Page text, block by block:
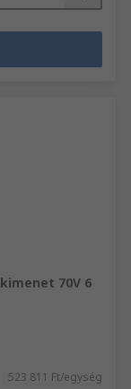
70V 6
523 811 Ft/egység